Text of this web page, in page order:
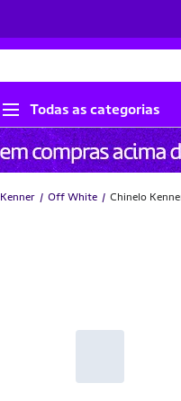
Todas as categorias
Kenner Off White Chinelo